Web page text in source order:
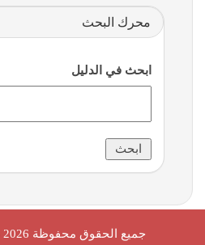
محرك البحث
ابحث في الدليل
جميع الحقوق محفوظة 2026